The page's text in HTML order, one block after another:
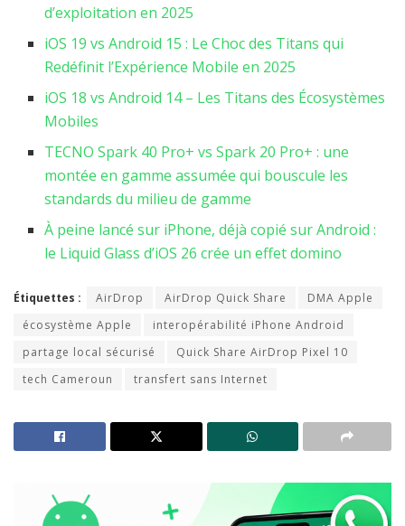
d’exploitation en 2025
iOS 19 vs Android 15 : Le Choc des Titans qui
Redéfinit l’Expérience Mobile en 2025
iOS 18 vs Android 14 – Les Titans des Écosystèmes
Mobiles
TECNO Spark 40 Pro+ vs Spark 20 Pro+ : une
montée en gamme assumée qui bouscule les
standards du milieu de gamme
À peine lancé sur iPhone, déjà copié sur Android :
le Liquid Glass d’iOS 26 crée un effet domino
Étiquettes : AirDrop AirDrop Quick Share
DMA Apple
écosystème Apple
interopérabilité iPhone Android
partage local sécurisé
Quick Share AirDrop Pixel 10
tech Cameroun
transfert sans Internet